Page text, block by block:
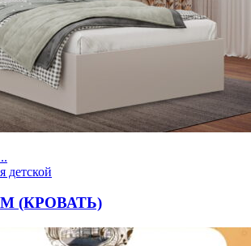
детской
(КРОВАТЬ)